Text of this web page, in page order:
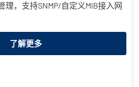
理，支持SNMP/自定义MIB接入网
了解更多